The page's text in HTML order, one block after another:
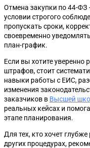
Отмена закупки по 44-ФЗ
условии строгого
пропускать сроки,
своевременно
план-график.
Если вы хотите уверенно
штрафов, стоит
навыки работы с ЕИС,
изменения
заказчиков в Высшей
реальных кейсах и
этапе планирования.
Для тех, кто хочет
других процедурах,